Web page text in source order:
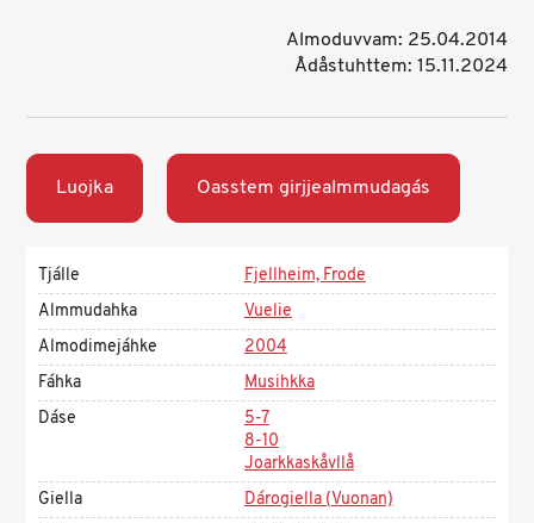
Almoduvvam: 25.04.2014
Ådåstuhttem: 15.11.2024
Luojka Oasstem girjjealmmudagás
Tjálle
Fjellheim, Frode
Almmudahka
Vuelie
Almodimejáhke
2004
Fáhka
Musihkka
Dáse
5-7
8-10
Joarkkaskåvllå
Giella
Dárogiella (Vuonan)